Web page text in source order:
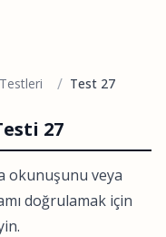
/ Test 27
27
okunuşunu veya
doğrulamak için